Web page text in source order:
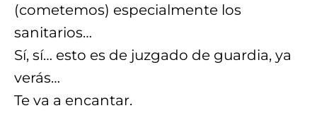
(cometemos) especialmente los
sanitarios…
Sí, sí… esto es de juzgado de guardia, ya
verás…
Te va a encantar.